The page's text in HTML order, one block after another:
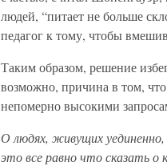
людей, “питает не больше
педагог к тому, чтобы
Таким образом, решение
возможно, причина в том,
непомерно высокими
О людях, живущих
это все равно что сказать